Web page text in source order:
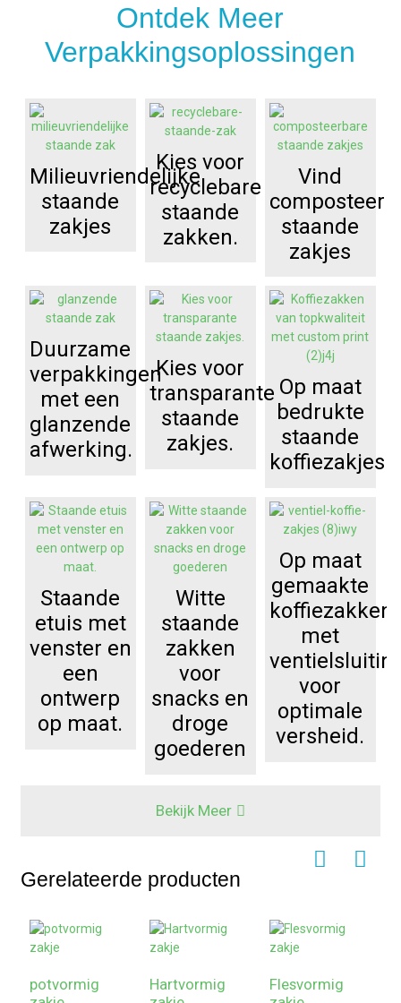
Ontdek Meer
Verpakkingsoplossingen
Milieuvriendelijke
staande
zakjes
Kies voor
recyclebare
staande
zakken.
Vind
staande
zakjes
Duurzame
verpakkingen
met een
glanzende
afwerking.
Kies voor
transparante
staande
zakjes.
Op maat
bedrukte
staande
koffiezakjes
Staande
etuis met
venster en
een
ontwerp
op maat.
Witte
staande
zakken
voor
snacks en
droge
goederen
Op maat
gemaakte
koffiezakken
met
voor
optimale
versheid.
Bekijk Meer
Gerelateerde producten
potvormig
Hartvormig
Flesvormig